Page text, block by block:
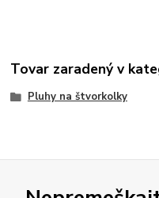
Tovar zaradený v
Pluhy na štvorkolky